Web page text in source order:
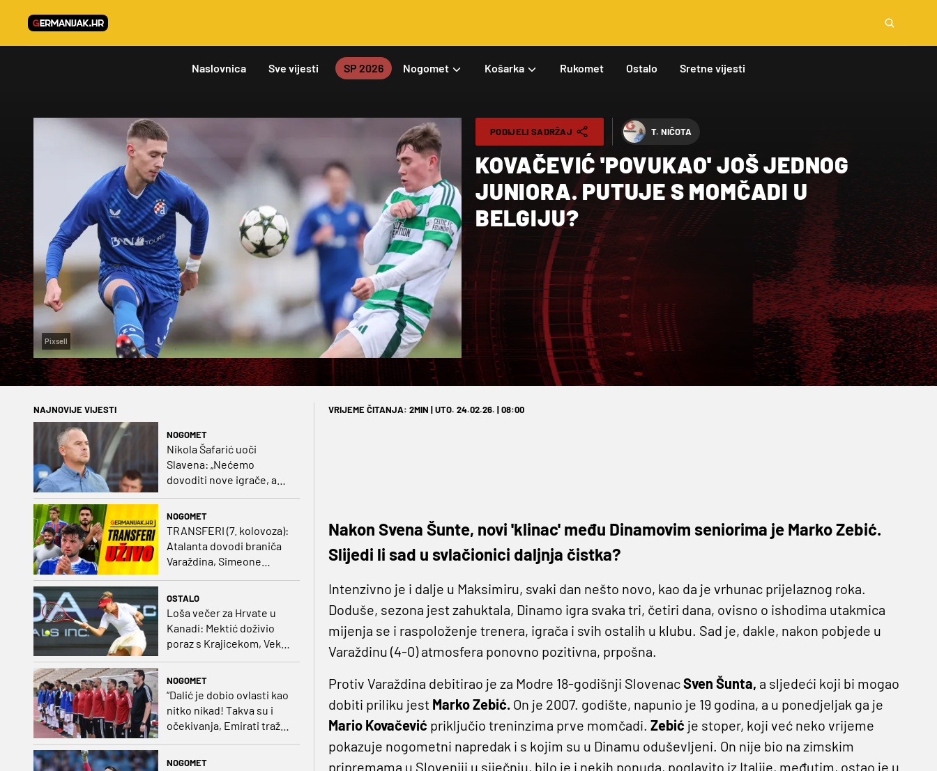
Naslovnica Sve vijesti SP 2026 Nogomet Košarka Rukomet Ostalo Sretne vijesti
Pixsell
PODIJELI SADRŽAJ T. NIČOTA
KOVAČEVIĆ 'POVUKAO' JOŠ JEDNOG
JUNIORA. PUTUJE S MOMČADI U
BELGIJU?
NAJNOVIJE VIJESTI
NOGOMET
Nikola Šafarić uoči
Slavena: „Nećemo
dovoditi nove igrače, a
NOGOMET
TRANSFERI (7. kolovoza):
Atalanta dovodi braniča
Varaždina, Simeone
OSTALO
Loša večer za Hrvate u
Kanadi: Mektić doživio
poraz s Krajicekom, Vekić
poražena u paru sa
NOGOMET
“Dalić je dobio ovlasti kao
nitko nikad! Takva su i
očekivanja, Emirati traže
i veliki rezultat!“
NOGOMET
VRIJEME ČITANJA: 2MIN | UTO. 24.02.26. | 08:00
Nakon Svena Šunte, novi 'klinac' među Dinamovim seniorima je Marko Zebić.
Slijedi li sad u svlačionici daljnja čistka?
Intenzivno je i dalje u Maksimiru, svaki dan nešto novo, kao da je vrhunac prijelaznog roka.
Doduše, sezona jest zahuktala, Dinamo igra svaka tri, četiri dana, ovisno o ishodima utakmica
mijenja se i raspoloženje trenera, igrača i svih ostalih u klubu. Sad je, dakle, nakon pobjede u
Varaždinu (4-0) atmosfera ponovno pozitivna, prpošna.
Protiv Varaždina debitirao je za Modre 18-godišnji SlovenacSven Šunta, a sljedeći koji bi mogao
dobiti priliku jest Marko Zebić.On je 2007. godište, napunio je 19 godina, a u ponedjeljak ga je
Mario Kovačević priključio treninzima prve momčadi. Zebić je stoper, koji već neko vrijeme
pokazuje nogometni napredak i s kojim su u Dinamu oduševljeni. On nije bio na zimskim
pripremama u Sloveniji u siječnju, bilo je i nekih ponuda, poglavito iz Italije, međutim, ostao je u